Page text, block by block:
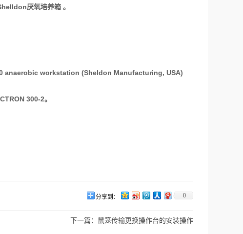
厌氧培养箱 。
anaerobic workstation (Sheldon Manufacturing, USA)
300-2。
分享到： 0
下一篇： 鼠笼传输更换操作台的安装操作